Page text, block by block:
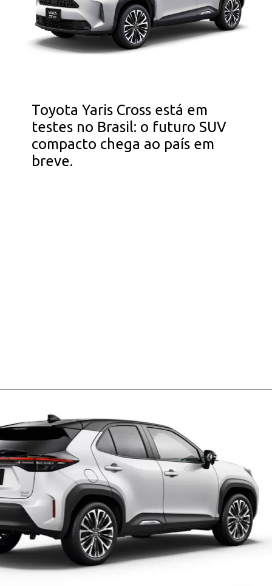
Toyota Yaris Cross está em
testes no Brasil: o futuro SUV
compacto chega ao país em
breve.